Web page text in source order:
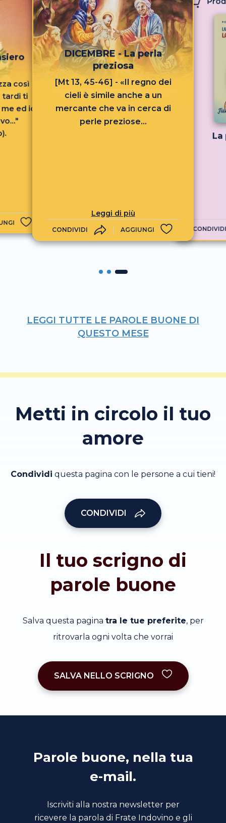
così
tardi ti
ed io
DICEMBRE - La perla
preziosa
[Mt 13, 45-46] - «Il regno dei
cieli è simile anche a un
mercante che va in cerca di
perle preziose...
Leggi di più
CONDIVIDI AGGIUNGI
La
CONDIVIDI
LEGGI TUTTE LE PAROLE BUONE DI
QUESTO MESE
Metti in circolo il tuo
amore
Condividi questa pagina con le persone a cui tieni!
CONDIVIDI
Il tuo scrigno di
parole buone
Salva questa pagina tra le tue preferite, per
ritrovarla ogni volta che vorrai
SALVA NELLO SCRIGNO
Parole buone, nella tua
e-mail.
Iscriviti alla nostra newsletter per
ricevere la parola di Frate Indovino e gli